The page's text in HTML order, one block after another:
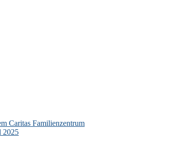
Caritas Familienzentrum
2025